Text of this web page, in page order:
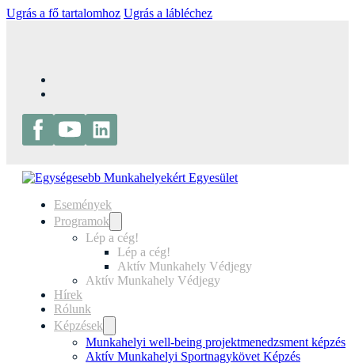
Ugrás a fő tartalomhoz Ugrás a lábléchez
Események
Programok
Lép a cég!
Lép a cég!
Aktív Munkahely Védjegy
Aktív Munkahely Védjegy
Hírek
Rólunk
Képzések
Munkahelyi well-being projektmenedzsment képzés
Aktív Munkahelyi Sportnagykövet Képzés